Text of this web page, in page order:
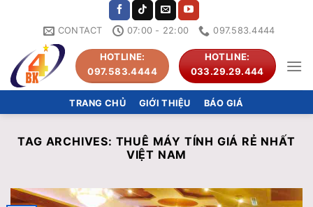
CONTACT 07:00 - 22:00 097.583.4444
HOTLINE:
097.583.4444
HOTLINE:
033.29.29.444
TRANG CHỦ GIỚI THIỆU BÁO GIÁ
TAG ARCHIVES: THUÊ MÁY TÍNH GIÁ RẺ NHẤT
VIỆT NAM